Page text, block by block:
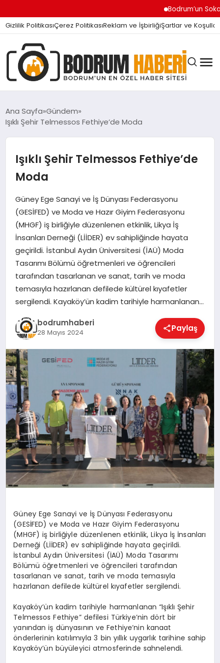
Bodrum’un Sokak
Gizlilik PolitikasıÇerez PolitikasıReklam ve İşbirliğiŞartlar ve Koşullar
BODRUM BODRUM
SIYASET
MAGAZIN
KÖŞE YAZILARI
YAŞAM
SPOR
MUĞLA
☰
Ana Sayfa Gündem
Işıklı Şehir Telmessos Fethiye’de Moda
Işıklı Şehir Telmessos Fethiye’de
Moda
Güney Ege Sanayi ve İş Dünyası Federasyonu
(GESİFED) ve Moda ve Hazır Giyim Federasyonu
(MHGF) iş birliğiyle düzenlenen etkinlik, Likya İş
İnsanları Derneği (LİİDER) ev sahipliğinde hayata
geçirildi. İstanbul Aydın Üniversitesi (İAÜ) Moda
Tasarımı Bölümü öğretmenleri ve öğrencileri
tarafından tasarlanan ve sanat, tarih ve moda
temasıyla hazırlanan defilede kültürel kıyafetler
sergilendi. Kayaköy’ün kadim tarihiyle harmanlanan…
bodrumhaberi
28 Mayıs 2024 Paylaş
Güney Ege Sanayi ve İş Dünyası Federasyonu
(GESİFED) ve Moda ve Hazır Giyim Federasyonu
(MHGF) iş birliğiyle düzenlenen etkinlik, Likya İş İnsanları
Derneği (LİİDER) ev sahipliğinde hayata geçirildi.
İstanbul Aydın Üniversitesi (İAÜ) Moda Tasarımı
Bölümü öğretmenleri ve öğrencileri tarafından
tasarlanan ve sanat, tarih ve moda temasıyla
hazırlanan defilede kültürel kıyafetler sergilendi.
Kayaköy’ün kadim tarihiyle harmanlanan “Işıklı Şehir
Telmessos Fethiye” defilesi Türkiye’nin dört bir
yanından iş dünyasının ve Fethiye’nin kanaat
önderlerinin katılımıyla 3 bin yıllık uygarlık tarihine sahip
Kayaköy’ün büyüleyici atmosferinde sahnelendi.